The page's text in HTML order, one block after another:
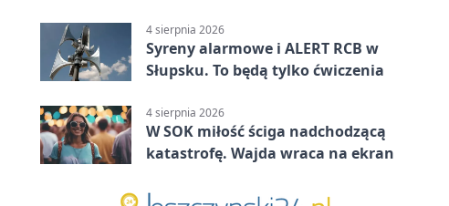
4 sierpnia 2026
Syreny alarmowe i ALERT RCB w
Słupsku. To będą tylko ćwiczenia
4 sierpnia 2026
W SOK miłość ściga nadchodzącą
katastrofę. Wajda wraca na ekran